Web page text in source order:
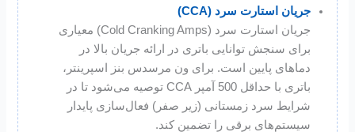
جریان استارت سرد (CCA)
جریان استارت سرد (Cold Cranking Amps) معیاری
برای سنجش توانایی باتری در ارائه جریان بالا در
دماهای پایین است. برای ون مرسدس بنز اسپرینتر،
باتری با حداقل 500 آمپر CCA توصیه می‌شود تا در
شرایط سرد زمستانی (زیر صفر) فعال‌سازی پایدار
سیستم‌های برقی را تضمین کند.